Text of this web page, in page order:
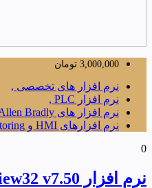
3,000,000 تومان
نرم افزار های تخصصی ,
نرم افزار PLC ,
نرم افزار های PLC Allen Bradly ,
نرم افزارهای HMI و Monitoring
0
نرم افزار RsView32 v7.50